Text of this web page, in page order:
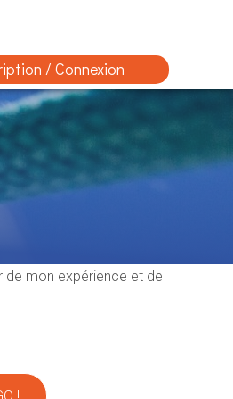
/ Connexion
de mon expérience et de